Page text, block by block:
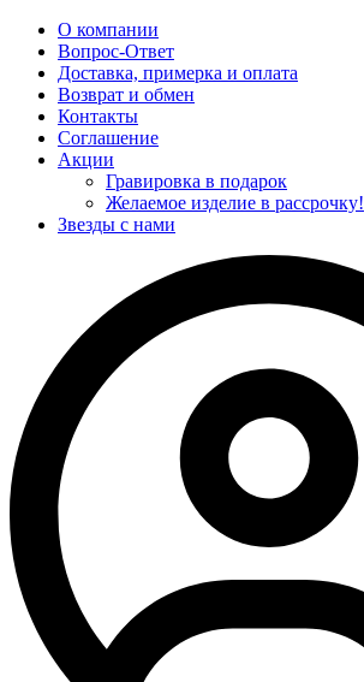
О компании
Вопрос-Ответ
Доставка, примерка и оплата
Возврат и обмен
Контакты
Соглашение
Акции
Гравировка в подарок
Желаемое изделие в рассрочку!
Звезды с нами